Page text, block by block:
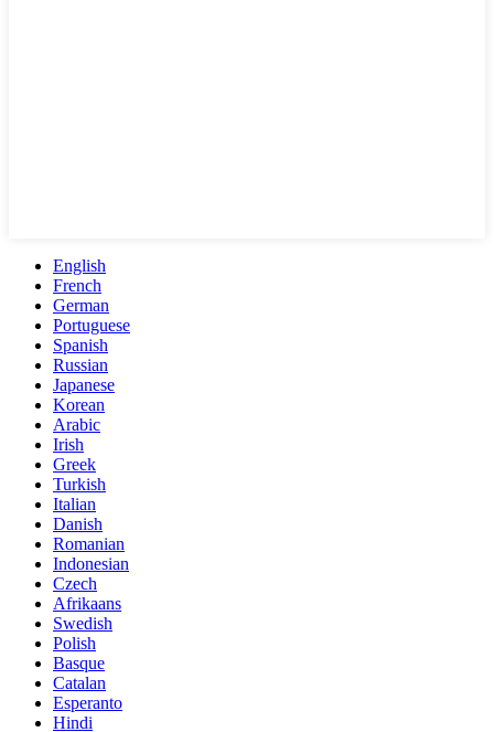
English
French
German
Portuguese
Spanish
Russian
Japanese
Korean
Arabic
Irish
Greek
Turkish
Italian
Danish
Romanian
Indonesian
Czech
Afrikaans
Swedish
Polish
Basque
Catalan
Esperanto
Hindi